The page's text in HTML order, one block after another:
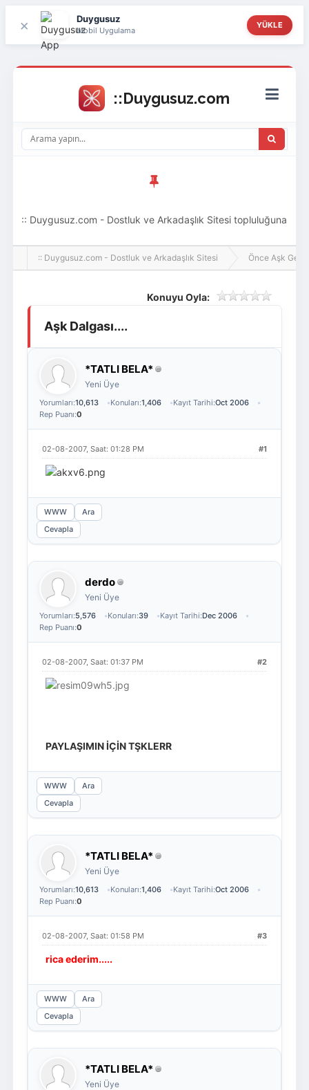
× Duygusuz
Mobil Uygulama
YÜKLE
Giriş Yap
:: Duygusuz.com - Dostluk ve Arkadaşlık Sitesi topluluğuna
hoş geldin ziyaretçi! Aramıza katılmak istersen kayıt
:: Duygusuz.com - Dostluk ve Arkadaşlık Sitesi Önce Aşk Gelir
Konuyu Oyla:
Aşk Dalgası....
*TATLI BELA*
Yeni Üye
Yorumları:10,613 Konuları:1,406 Kayıt Tarihi:Oct 2006
Rep Puanı:0
#1
02-08-2007, Saat: 01:28 PM
WWW
Ara
Cevapla
derdo
Yeni Üye
Yorumları:5,576 Konuları:39 Kayıt Tarihi:Dec 2006
Rep Puanı:0
#2
02-08-2007, Saat: 01:37 PM
PAYLAŞIMIN İÇİN TŞKLERR
WWW
Ara
Cevapla
*TATLI BELA*
Yeni Üye
Yorumları:10,613 Konuları:1,406 Kayıt Tarihi:Oct 2006
Rep Puanı:0
#3
02-08-2007, Saat: 01:58 PM
rica ederim.....
WWW
Ara
Cevapla
*TATLI BELA*
Yeni Üye